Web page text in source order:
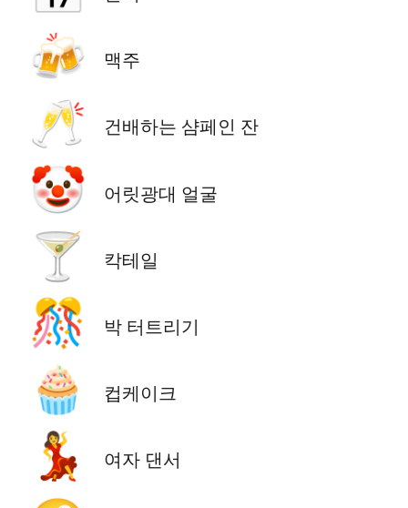
🍻 맥주
🥂 건배하는 샴페인 잔
🤡 어릿광대 얼굴
🍸 칵테일
🎊 박 터트리기
🧁 컵케이크
💃 여자 댄서